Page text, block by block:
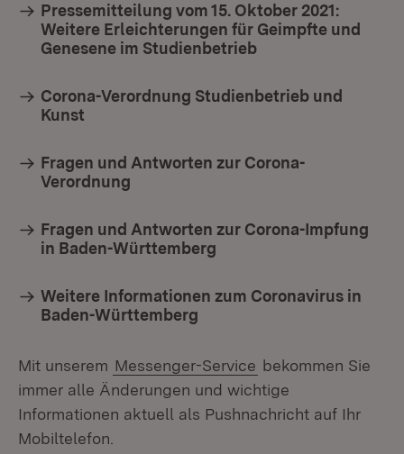
Pressemitteilung vom 15. Oktober 2021:
Weitere Erleichterungen für Geimpfte und
Genesene im Studienbetrieb
Corona-Verordnung Studienbetrieb und
Kunst
Fragen und Antworten zur Corona-
Verordnung
Fragen und Antworten zur Corona-Impfung
in Baden-Württemberg
Weitere Informationen zum Coronavirus in
Baden-Württemberg
Mit unserem Messenger-Service bekommen Sie
immer alle Änderungen und wichtige
Informationen aktuell als Pushnachricht auf Ihr
Mobiltelefon.